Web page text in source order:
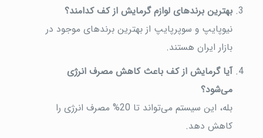
بهترین برندهای لوازم گرمایش از کف کدامند؟
نیوپایپ و سوپرپایپ از بهترین برندهای موجود در
بازار ایران هستند.
آیا گرمایش از کف باعث کاهش مصرف انرژی
می‌شود؟
بله، این سیستم می‌تواند تا 20% مصرف انرژی را
کاهش دهد.